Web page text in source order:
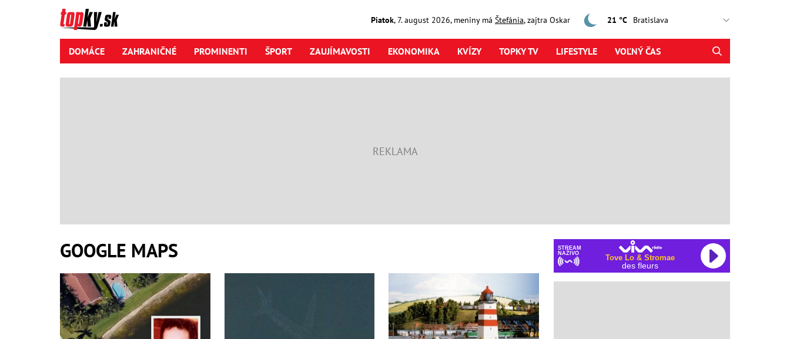
Piatok,7. august2026, meniny má Štefánia, zajtra Oskar 21 °C
DOMÁCE ZAHRANIČNÉ PROMINENTI ŠPORT ZAUJÍMAVOSTI EKONOMIKA KVÍZY TOPKY TV LIFESTYLE VOĽNÝ ČAS
GOOGLE MAPS
STREAM
NAŽIVO
Tove Lo & Stromae
des fleurs